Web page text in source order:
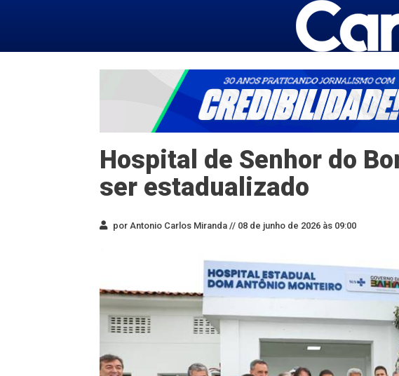
Hospital de Senhor do
ser estadualizado
por Antonio Carlos Miranda // 08 de junho de 2026 às 09:00